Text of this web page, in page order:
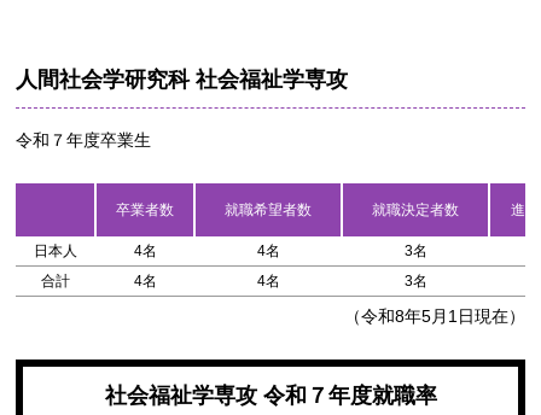
人間社会学研究科 社会福祉学専攻
令和７年度卒業生
卒業者数 就職希望者数 就職決定者数 進
日本人 4名 4名 3名
合計
4名 4名 3名
（令和8年5月1日現在）
社会福祉学専攻 令和７年度就職率